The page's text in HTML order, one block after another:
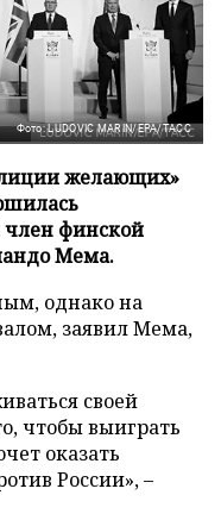
Фото: LUDOVIC MARIN/EPA/ТАСС
желающих»
член финской
Мема.
однако на
заявил Мема,
своей
чтобы выиграть
оказать
России», –